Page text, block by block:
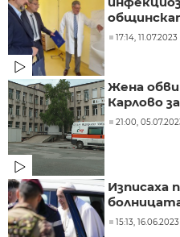
17:14, 11.07.2023
Жена
Карлово
21:00,
Изписаха
15:13, 16.06.2023